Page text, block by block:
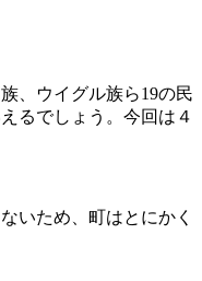
、ウイグル族ら19の民
るでしょう。今回は４
いため、町はとにかく